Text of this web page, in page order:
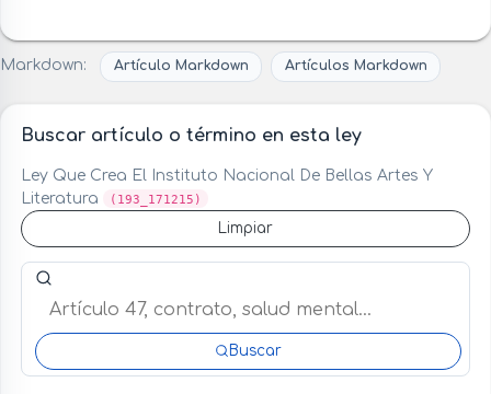
Markdown: Artículo Markdown Artículos Markdown
Buscar artículo o término en esta ley
Ley Que Crea El Instituto Nacional De Bellas Artes Y
Literatura
(193_171215)
Limpiar
Buscar artículo o término en esta ley
Buscar